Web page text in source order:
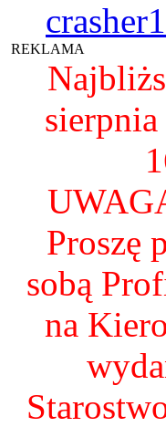
REKLAMA
Proszę
sobą
na